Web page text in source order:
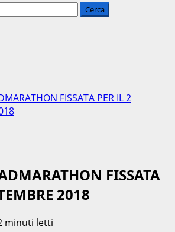
FISSATA PER IL 2
FISSATA
2018
minuti letti